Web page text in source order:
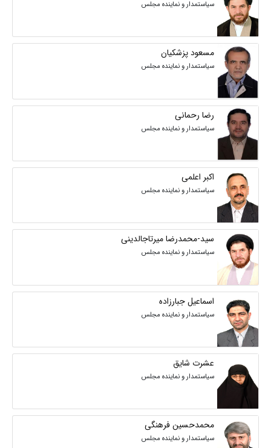
سیاستمدار و نماینده مجلس
مسعود پزشکیان
سیاستمدار و نماینده مجلس
رضا رحمانی
سیاستمدار و نماینده مجلس
اکبر اعلمی
سیاستمدار و نماینده مجلس
سید-محمدرضا میرتاجالدینی
سیاستمدار و نماینده مجلس
اسماعیل جبارزاده
سیاستمدار و نماینده مجلس
عشرت شایق
سیاستمدار و نماینده مجلس
محمدحسین فرهنگی
سیاستمدار و نماینده مجلس